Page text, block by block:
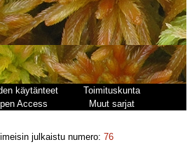
käytänteet
Toimituskunta
Access Muut sarjat
julkaistu numero:76